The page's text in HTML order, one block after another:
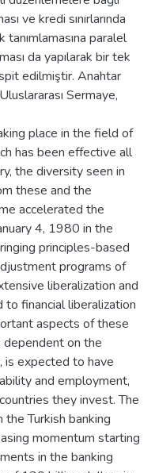
ve kredi sınırlarında
paralel
da yapılarak bir tek
edilmiştir. Anahtar
Sermaye,
place in the field of
has been effective all
the diversity seen in
these and the
accelerated the
4, 1980 in the
principles-based
programs of
liberalization and
financial liberalization
aspects of these
dependent on the
is expected to have
and employment,
they invest. The
Turkish banking
momentum starting
in the banking